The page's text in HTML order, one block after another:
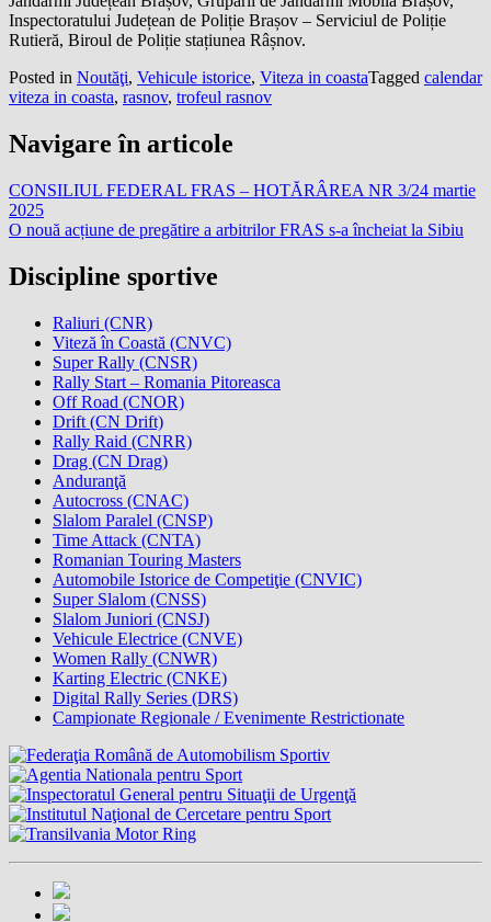
Inspectoratului Județean de Poliție Brașov – Serviciul de Poliție
Rutieră, Biroul de Poliție stațiunea Râșnov.
Posted in Noutăţi, Vehicule istorice, Viteza in coastaTagged calendar
viteza in coasta, rasnov, trofeul rasnov
Navigare în articole
CONSILIUL FEDERAL FRAS – HOTĂRÂREA NR 3/24 martie
2025
O nouă acțiune de pregătire a arbitrilor FRAS s-a încheiat la Sibiu
Discipline sportive
Raliuri (CNR)
Viteză în Coastă (CNVC)
Super Rally (CNSR)
Rally Start – Romania Pitoreasca
Off Road (CNOR)
Drift (CN Drift)
Rally Raid (CNRR)
Drag (CN Drag)
Anduranţă
Autocross (CNAC)
Slalom Paralel (CNSP)
Time Attack (CNTA)
Romanian Touring Masters
Automobile Istorice de Competiţie (CNVIC)
Super Slalom (CNSS)
Slalom Juniori (CNSJ)
Vehicule Electrice (CNVE)
Women Rally (CNWR)
Karting Electric (CNKE)
Digital Rally Series (DRS)
Campionate Regionale / Evenimente Restrictionate